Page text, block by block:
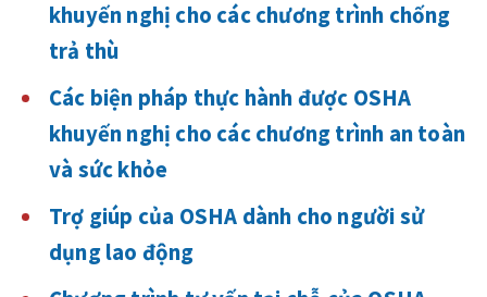
khuyến nghị cho các chương trình chống
trả thù
Các biện pháp thực hành được OSHA
khuyến nghị cho các chương trình an toàn
và sức khỏe
Trợ giúp của OSHA dành cho người sử
dụng lao động